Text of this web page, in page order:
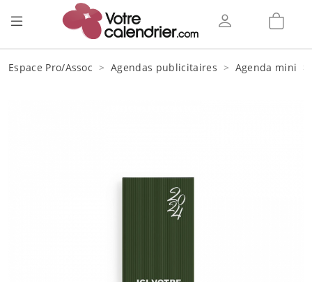
Espace Pro/Assoc Agendas publicitaires Agenda mini